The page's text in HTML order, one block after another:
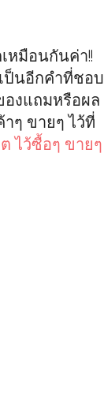
หมือนกันค่า!!
ป็นอีกคำที่ชอบ
องแถมหรือผล
ๆ ขายๆ ไว้ที่
ไว้ซื้อๆ ขายๆ